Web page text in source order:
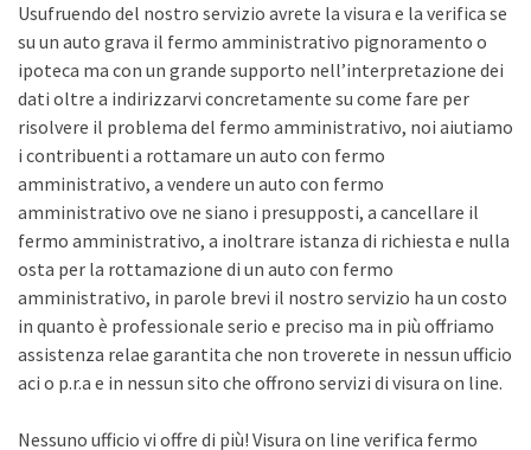
Usufruendo del nostro servizio avrete la visura e la verifica se
su un auto grava il fermo amministrativo pignoramento o
ipoteca ma con un grande supporto nell’interpretazione dei
dati oltre a indirizzarvi concretamente su come fare per
risolvere il problema del fermo amministrativo, noi aiutiamo
i contribuenti a rottamare un auto con fermo
amministrativo, a vendere un auto con fermo
amministrativo ove ne siano i presupposti, a cancellare il
fermo amministrativo, a inoltrare istanza di richiesta e nulla
osta per la rottamazione di un auto con fermo
amministrativo, in parole brevi il nostro servizio ha un costo
in quanto è professionale serio e preciso ma in più offriamo
assistenza relae garantita che non troverete in nessun ufficio
aci o p.r.a e in nessun sito che offrono servizi di visura on line.
Nessuno ufficio vi offre di più! Visura on line verifica fermo